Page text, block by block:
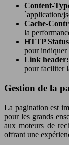
Content-
`application/
Cache-
la
HTTP
pour indiquer
Link header:
pour faciliter
Gestion de la
La pagination est
pour les grands
aux moteurs de
offrant une